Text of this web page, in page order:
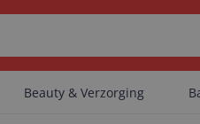
Beauty & Verzorging